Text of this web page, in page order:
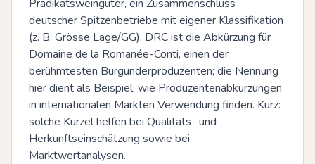
Prädikatsweingüter, ein Zusammenschluss
deutscher Spitzenbetriebe mit eigener Klassifikation
(z. B. Grösse Lage/GG). DRC ist die Abkürzung für
Domaine de la Romanée-Conti, einen der
berühmtesten Burgunderproduzenten; die Nennung
hier dient als Beispiel, wie Produzentenabkürzungen
in internationalen Märkten Verwendung finden. Kurz:
solche Kürzel helfen bei Qualitäts- und
Herkunftseinschätzung sowie bei
Marktwertanalysen.